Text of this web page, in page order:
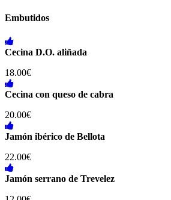
Embutidos
Cecina D.O. aliñada
18.00€
Cecina con queso de cabra
20.00€
Jamón ibérico de Bellota
22.00€
Jamón serrano de Trevelez